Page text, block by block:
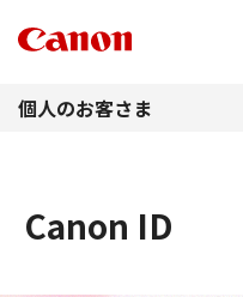
個人のお客さま
Canon ID